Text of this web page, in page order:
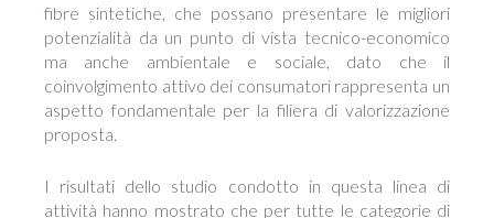
fibre sintetiche, che possano presentare le migliori
potenzialità da un punto di vista tecnico-economico
ma anche ambientale e sociale, dato che il
coinvolgimento attivo dei consumatori rappresenta un
aspetto fondamentale per la filiera di valorizzazione
proposta.
I risultati dello studio condotto in questa linea di
attività hanno mostrato che per tutte le categorie di